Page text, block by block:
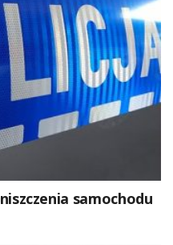
samochodu